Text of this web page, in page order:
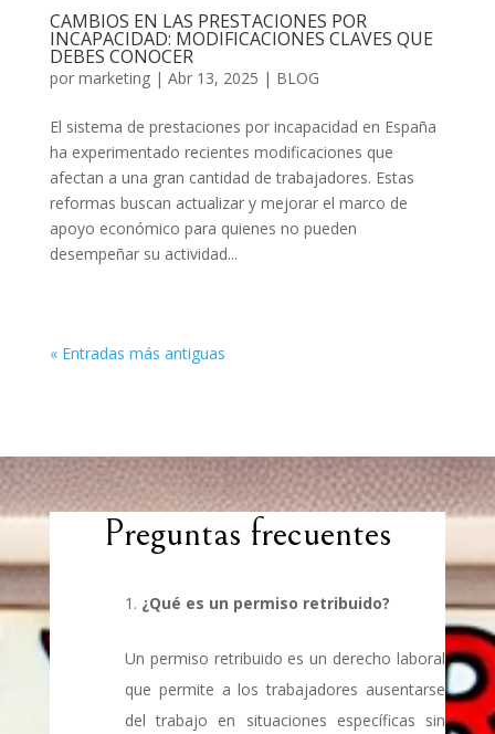
CAMBIOS EN LAS PRESTACIONES POR
INCAPACIDAD: MODIFICACIONES CLAVES QUE
DEBES CONOCER
por marketing| Abr 13, 2025 | BLOG
El sistema de prestaciones por incapacidad en España
ha experimentado recientes modificaciones que
afectan a una gran cantidad de trabajadores. Estas
reformas buscan actualizar y mejorar el marco de
apoyo económico para quienes no pueden
desempeñar su actividad...
« Entradas más antiguas
Preguntas frecuentes
¿Qué es un permiso retribuido?
Un permiso retribuido es un derecho laboral
que permite a los trabajadores ausentarse
del trabajo en situaciones específicas sin